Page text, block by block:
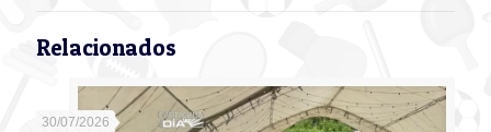
Relacionados
30/07/2026